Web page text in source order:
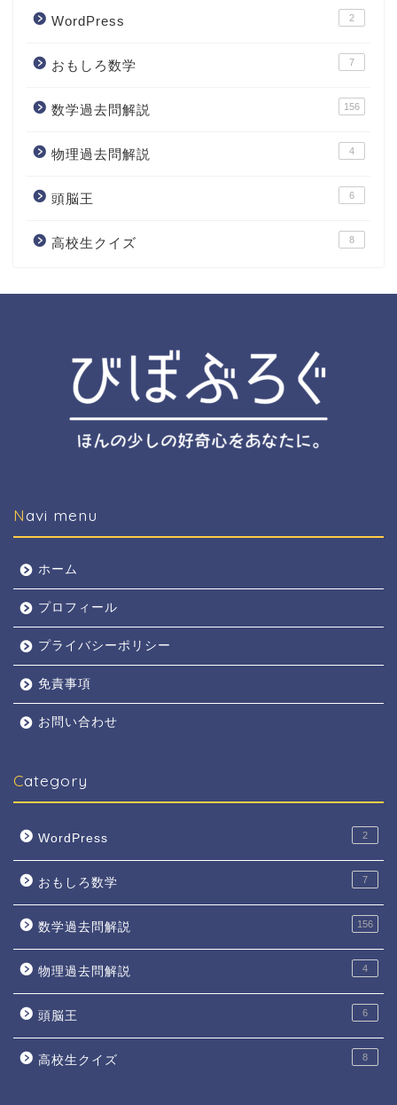
WordPress 2
おもしろ数学 7
数学過去問解説 156
物理過去問解説 4
頭脳王 6
高校生クイズ 8
Navi menu
ホーム
プロフィール
プライバシーポリシー
免責事項
お問い合わせ
Category
WordPress 2
おもしろ数学 7
数学過去問解説 156
物理過去問解説 4
頭脳王 6
高校生クイズ 8